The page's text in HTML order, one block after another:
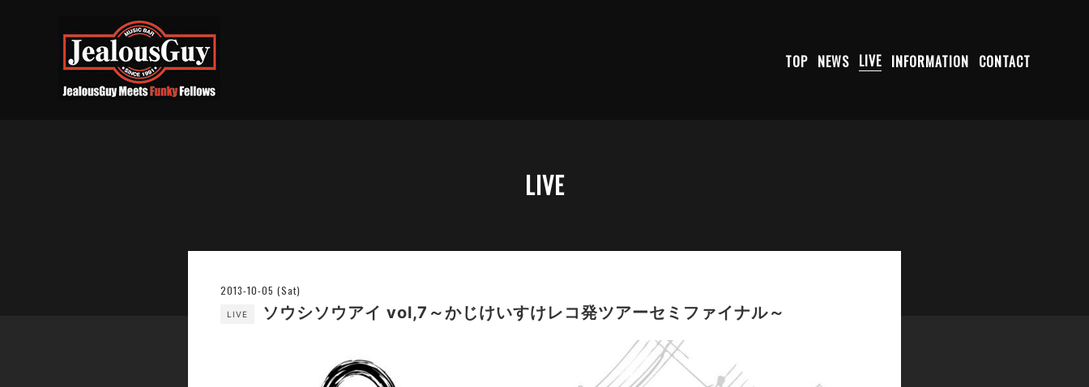
TOP NEWS LIVE INFORMATION CONTACT
LIVE
2013-10-05 (Sat)
LIVE ソウシソウアイ vol,7～かじけいすけレコ発ツアーセミファイナル～